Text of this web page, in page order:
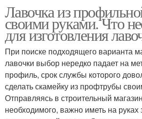
Лавочка из
своими руками. Что
для изготовления
При поиске подходящего варианта
лавочки выбор нередко падает на
профиль, срок службы которого
сделать скамейку из профтрубы
Отправляясь в строительный
необходимого, важно иметь на руках